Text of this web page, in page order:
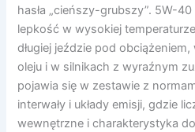
hasła „cieńszy-grubszy”. 5W-
lepkość w wysokiej
długiej jeździe pod
oleju i w silnikach z wyraźnym
pojawia się w zestawie z
interwały i układy emisji, gdzie
wewnętrzne i charakterystyka